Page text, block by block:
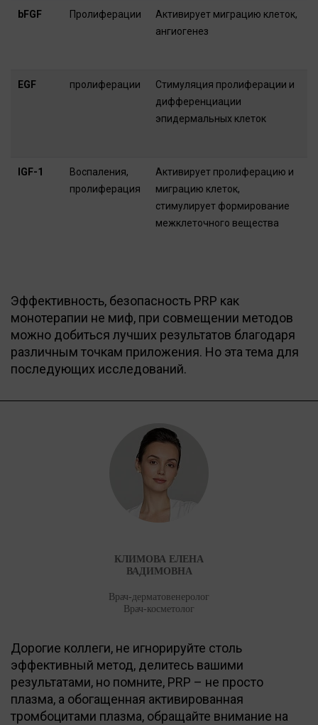
bFGF Пролиферации
Активирует миграцию клеток,
ангиогенез
EGF пролиферации
Стимуляция пролиферации и
дифференциации
эпидермальных клеток
IGF-1
Воспаления,
пролиферация
Активирует пролиферацию и
миграцию клеток,
стимулирует формирование
межклеточного вещества
Эффективность, безопасность PRP как
монотерапии не миф, при совмещении методов
можно добиться лучших результатов благодаря
различным точкам приложения. Но эта тема для
последующих исследований.
КЛИМОВА ЕЛЕНА
ВАДИМОВНА
Врач-дерматовенеролог
Врач-косметолог
Дорогие коллеги, не игнорируйте столь
эффективный метод, делитесь вашими
результатами, но помните, PRP – не просто
плазма, а обогащенная активированная
тромбоцитами плазма, обращайте внимание на